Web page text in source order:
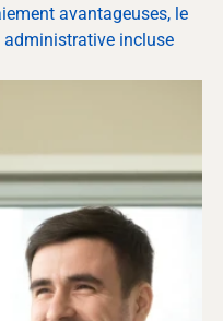
avantageuses, le
incluse